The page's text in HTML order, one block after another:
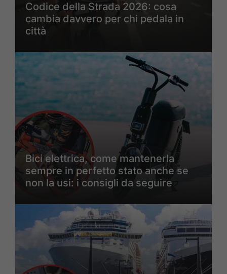
Codice della Strada 2026: cosa
cambia davvero per chi pedala in
città
Bici elettrica, come mantenerla
sempre in perfetto stato anche se
non la usi: i consigli da seguire